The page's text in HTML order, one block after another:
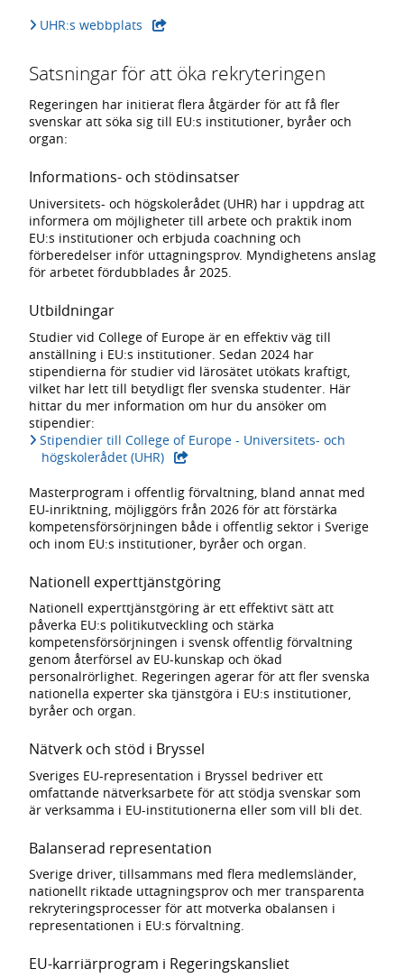
UHR:s webbplats- extern webbplats,
Satsningar för att öka rekryteringen
Regeringen har initierat flera åtgärder för att få fler
svenskar att söka sig till EU:s institutioner, byråer och
organ:
Informations- och stödinsatser
Universitets- och högskolerådet (UHR) har i uppdrag att
informera om möjligheter till arbete och praktik inom
EU:s institutioner och erbjuda coachning och
förberedelser inför uttagningsprov. Myndighetens anslag
för arbetet fördubblades år 2025.
Utbildningar
Studier vid College of Europe är en effektiv väg till
anställning i EU:s institutioner. Sedan 2024 har
stipendierna för studier vid lärosätet utökats kraftigt,
vilket har lett till betydligt fler svenska studenter. Här
hittar du mer information om hur du ansöker om
stipendier:
Stipendier till College of Europe - Universitets- och
högskolerådet (UHR)- extern webbplats,
Masterprogram i offentlig förvaltning, bland annat med
EU-inriktning, möjliggörs från 2026 för att förstärka
kompetensförsörjningen både i offentlig sektor i Sverige
och inom EU:s institutioner, byråer och organ.
Nationell experttjänstgöring
Nationell experttjänstgöring är ett effektivt sätt att
påverka EU:s politikutveckling och stärka
kompetensförsörjningen i svensk offentlig förvaltning
genom återförsel av EU-kunskap och ökad
personalrörlighet. Regeringen agerar för att fler svenska
nationella experter ska tjänstgöra i EU:s institutioner,
byråer och organ.
Nätverk och stöd i Bryssel
Sveriges EU-representation i Bryssel bedriver ett
omfattande nätverksarbete för att stödja svenskar som
är verksamma i EU-institutionerna eller som vill bli det.
Balanserad representation
Sverige driver, tillsammans med flera medlemsländer,
nationellt riktade uttagningsprov och mer transparenta
rekryteringsprocesser för att motverka obalansen i
representationen i EU:s förvaltning.
EU-karriärprogram i Regeringskansliet